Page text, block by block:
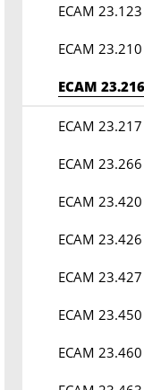
ECAM
ECAM
ECAM
ECAM
ECAM
ECAM
ECAM
ECAM
ECAM
ECAM